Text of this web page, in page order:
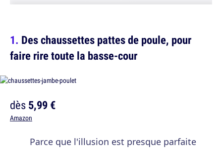
Des chaussettes pattes de poule, pour
faire rire toute la basse-cour
dès5,99 €
Amazon
Parce que l'illusion est presque parfaite